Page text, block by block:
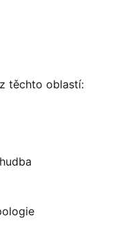
těchto oblastí: